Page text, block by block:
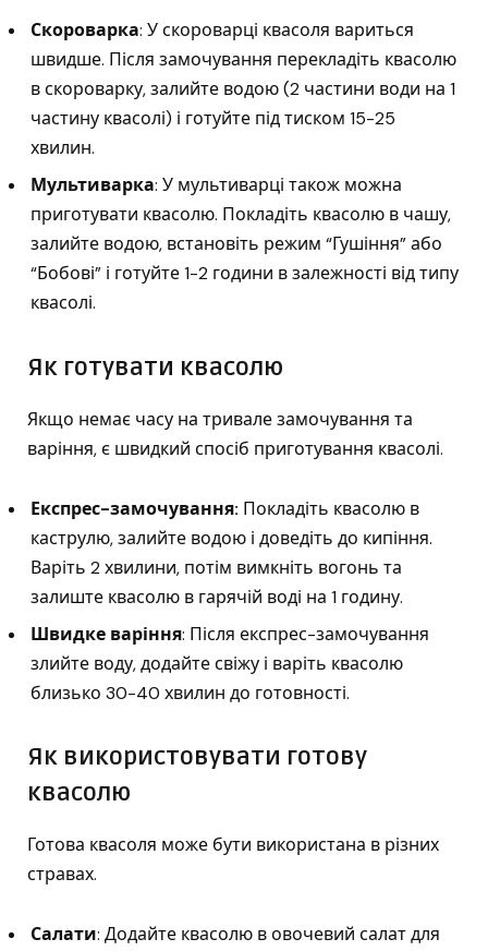
Скороварка: У скороварці квасоля вариться
швидше. Після замочування перекладіть квасолю
в скороварку, залийте водою (2 частини води на 1
частину квасолі) і готуйте під тиском 15-25
хвилин.
Мультиварка: У мультиварці також можна
приготувати квасолю. Покладіть квасолю в чашу,
залийте водою, встановіть режим “Гушіння” або
“Бобові” і готуйте 1-2 години в залежності від типу
квасолі.
Як готувати квасолю
Якщо немає часу на тривале замочування та
варіння, є швидкий спосіб приготування квасолі.
Експрес-замочування: Покладіть квасолю в
каструлю, залийте водою і доведіть до кипіння.
Варіть 2 хвилини, потім вимкніть вогонь та
залиште квасолю в гарячій воді на 1 годину.
Швидке варіння: Після експрес-замочування
злийте воду, додайте свіжу і варіть квасолю
близько 30-40 хвилин до готовності.
Як використовувати готову
квасолю
Готова квасоля може бути використана в різних
стравах.
Салати: Додайте квасолю в овочевий салат для